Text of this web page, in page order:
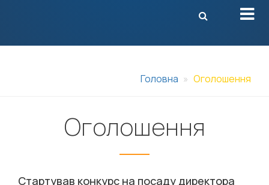
X
Головна Оголошення
Оголошення
Стартував конкурс на посаду директора